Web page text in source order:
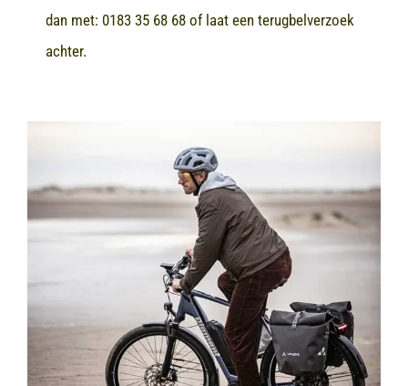
dan met: 0183 35 68 68of laat een terugbelverzoek
achter.